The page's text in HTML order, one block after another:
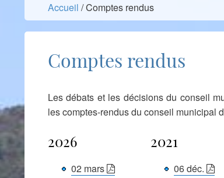
Accueil /Comptes rendus
Comptes rendus
Les débats et les décisions du conseil
les comptes-rendus du conseil municipal
2026
02 mars
2021
06 déc.